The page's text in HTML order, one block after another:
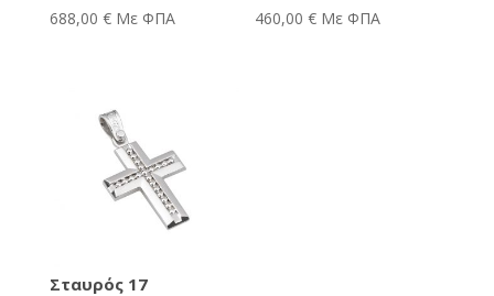
688,00 € Με ΦΠΑ 460,00€ Με ΦΠΑ
Σταυρός 17